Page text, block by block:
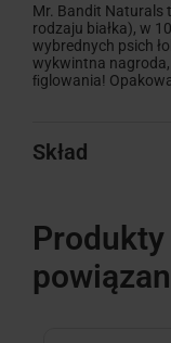
Mr. Bandit Naturals
rodzaju białka), w
wybrednych psich
wykwintna
ﬁglowania!
Skład
Produkty